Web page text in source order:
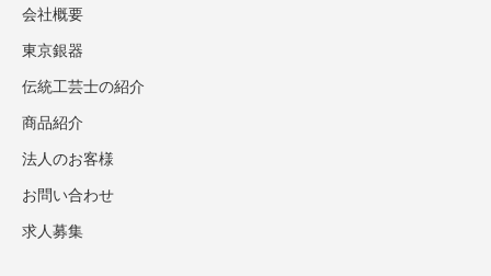
会社概要
東京銀器
伝統工芸士の紹介
商品紹介
法人のお客様
お問い合わせ
求人募集